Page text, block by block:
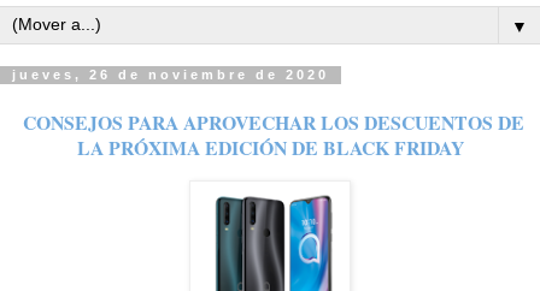
▼
jueves, 26 de noviembre de 2020
CONSEJOS PARA APROVECHAR LOS DESCUENTOS DE
LA PRÓXIMA EDICIÓN DE BLACK FRIDAY